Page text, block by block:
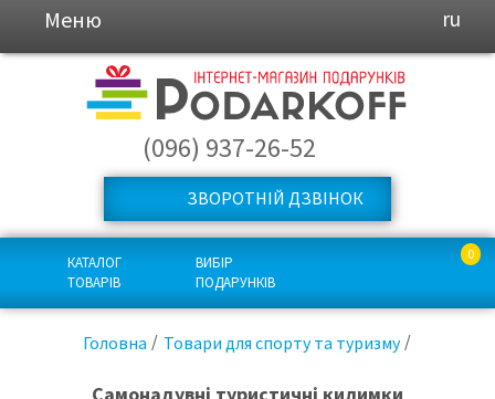
Меню ru
(096) 937-26-52
ЗВОРОТНІЙ ДЗВІНОК
КАТАЛОГ
ТОВАРІВ
ВИБІР
ПОДАРУНКІВ
0
Головна Товари для спорту та туризму
Самонадувні туристичні килимки